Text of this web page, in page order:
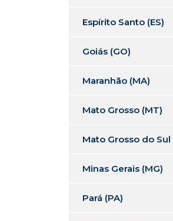
Espírito Santo (ES)
Goiás (GO)
Maranhão (MA)
Mato Grosso (MT)
Mato Grosso do Sul
Minas Gerais (MG)
Pará (PA)